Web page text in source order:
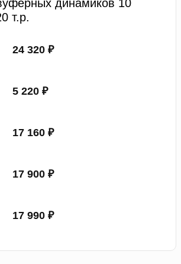
динамиков 10
т.р.
24 320 ₽
5 220 ₽
17 160 ₽
17 900 ₽
17 990 ₽